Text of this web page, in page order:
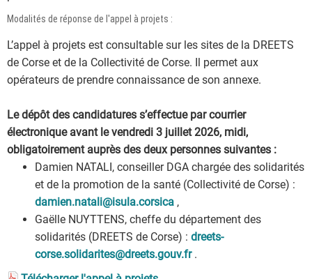
Modalités de réponse de l'appel à projets :
L’appel à projets est consultable sur les sites de la DREETS
de Corse et de la Collectivité de Corse. Il permet aux
opérateurs de prendre connaissance de son annexe.
Le dépôt des candidatures s’effectue par courrier
électronique avant le vendredi 3 juillet 2026, midi,
obligatoirement auprès des deux personnes suivantes :
Damien NATALI, conseiller DGA chargée des solidarités
et de la promotion de la santé (Collectivité de Corse) :
damien.natali@isula.corsica ,
Gaëlle NUYTTENS, cheffe du département des
solidarités (DREETS de Corse) : dreets-
corse.solidarites@dreets.gouv.fr.